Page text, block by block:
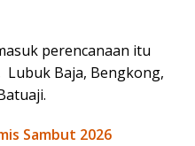
perencanaan itu
Lubuk Baja, Bengkong,
Sambut 2026